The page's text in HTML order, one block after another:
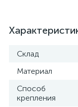
Склад
Материал
Способ
крепления